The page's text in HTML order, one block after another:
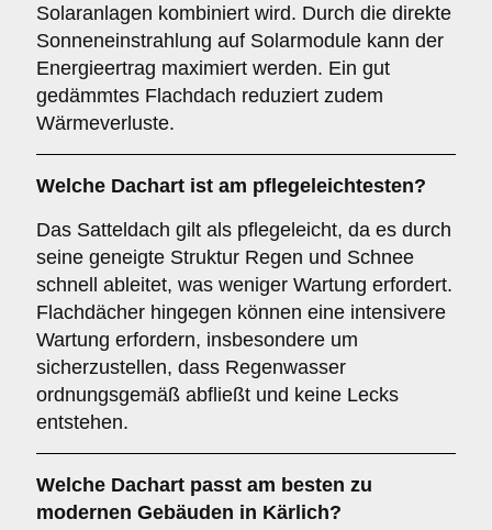
Solaranlagen kombiniert wird. Durch die direkte
Sonneneinstrahlung auf Solarmodule kann der
Energieertrag maximiert werden. Ein gut
gedämmtes Flachdach reduziert zudem
Wärmeverluste.
Welche Dachart ist am pflegeleichtesten?
Das Satteldach gilt als pflegeleicht, da es durch
seine geneigte Struktur Regen und Schnee
schnell ableitet, was weniger Wartung erfordert.
Flachdächer hingegen können eine intensivere
Wartung erfordern, insbesondere um
sicherzustellen, dass Regenwasser
ordnungsgemäß abfließt und keine Lecks
entstehen.
Welche Dachart passt am besten zu
modernen Gebäuden in Kärlich?